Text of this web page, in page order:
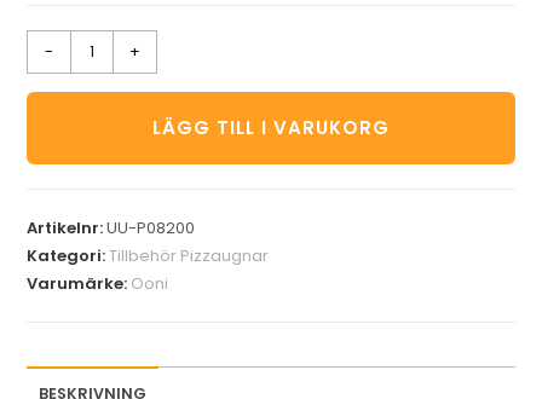
- +
LÄGG TILL I VARUKORG
Artikelnr:UU-P08200
Kategori:Tillbehör Pizzaugnar
Varumärke: Ooni
BESKRIVNING